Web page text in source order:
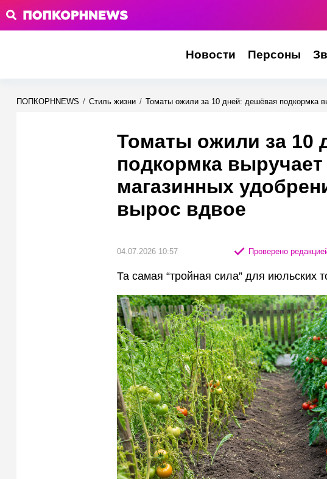
Новости Персоны
ПОПКОРНNEWS / Стиль жизни / Томаты ожили за 10 дней: дешёвая подкормка
Томаты ожили за 10
подкормка
магазинных
вырос вдвое
04.07.2026 10:57 Проверено
Та самая “тройная сила” для июльских